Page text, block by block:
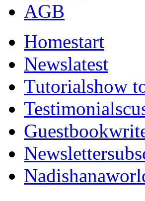
AGB
Homestart
Newslatest
Tutorialshow
Testimonials
Guestbook
Newsletter
Nadishana